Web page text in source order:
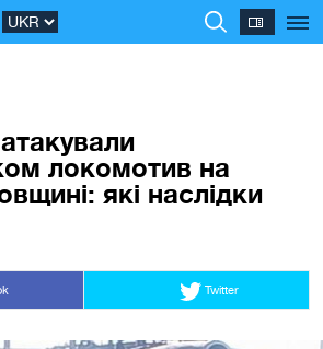
локомотив на
які наслідки
Twitter